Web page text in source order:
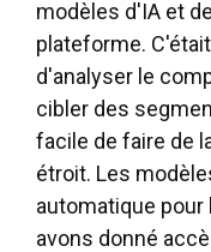
modèles d'IA et
plateforme.
d'analyser le
cibler des
facile de faire de
étroit. Les
automatique pour
avons donné